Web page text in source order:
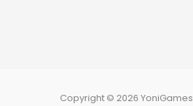
Copyright © 2026 YoniGames